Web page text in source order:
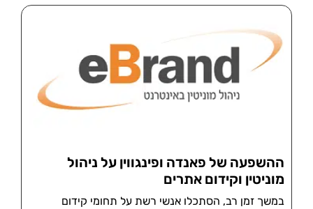
ההשפעה של פאנדה ופינגווין על ניהול
מוניטין וקידום אתרים
במשך זמן רב, הסתכלו אנשי רשת על תחומי קידום